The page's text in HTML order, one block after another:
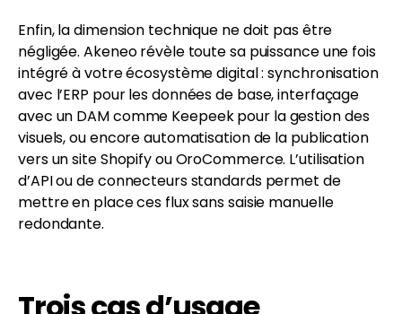
Enfin, la dimension technique ne doit pas être
négligée. Akeneo révèle toute sa puissance une fois
intégré à votre écosystème digital : synchronisation
avec l’ERP pour les données de base, interfaçage
avec un DAM comme Keepeek pour la gestion des
visuels, ou encore automatisation de la publication
vers un site Shopify ou OroCommerce. L’utilisation
d’API ou de connecteurs standards permet de
mettre en place ces flux sans saisie manuelle
redondante.